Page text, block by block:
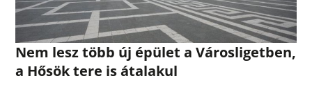
Nem lesz több új épület a Városligetben,
a Hősök tere is átalakul